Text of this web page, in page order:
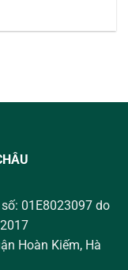
01E8023097 do
Hoàn Kiếm, Hà